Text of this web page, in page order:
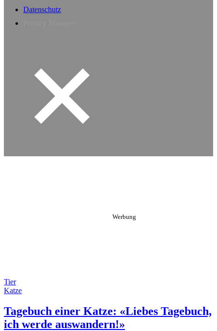
Datenschutz
Tier
Katze
Tagebuch einer Katze: «Liebes Tagebuch,
ich werde auswandern!»